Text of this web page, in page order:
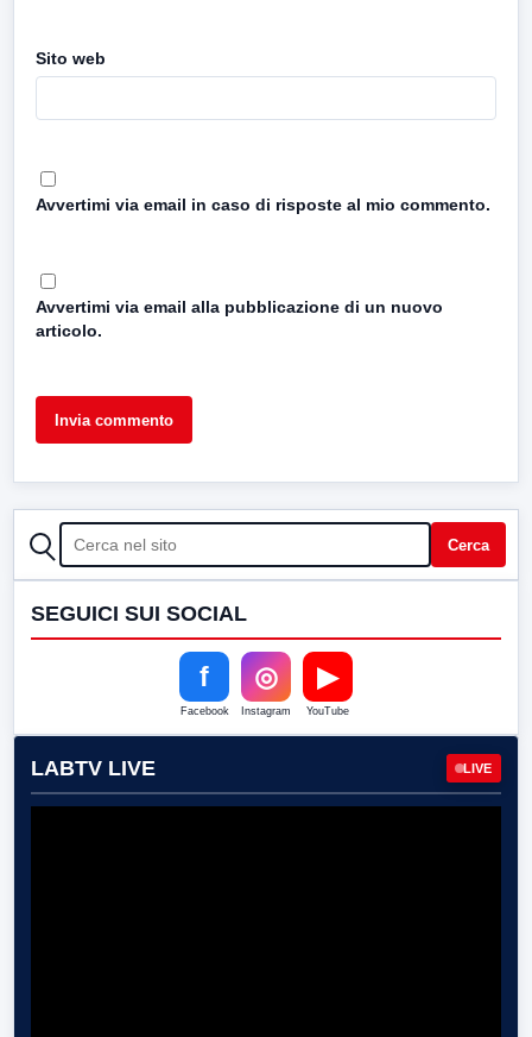
Sito web
Avvertimi via email in caso di risposte al mio commento.
Avvertimi via email alla pubblicazione di un nuovo
articolo.
CERCA Cerca
SEGUICI SUI SOCIAL
f
Facebook
◎
Instagram
▶
YouTube
LABTV LIVE LIVE